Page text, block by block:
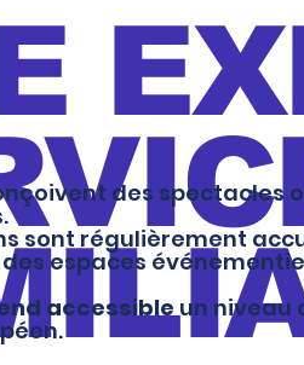
des spectacles
sont régulièrement
espaces
accessibleun niveau